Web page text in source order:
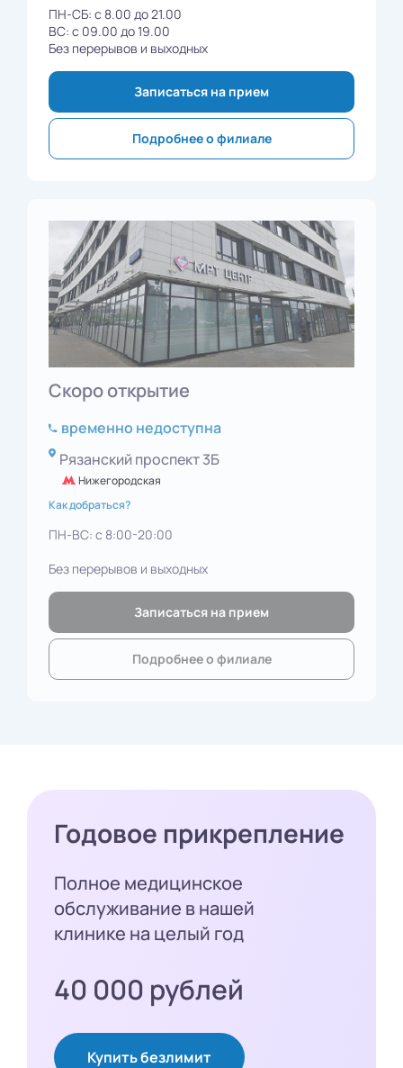
ПН-СБ: с 8.00 до 21.00
ВС: с 09.00 до 19.00
Без перерывов и выходных
Записаться на прием
Подробнее о филиале
Скоро открытие
временно недоступна
Рязанский проспект 3Б
Нижегородская
Как добраться?
ПН-ВС: с 8:00-20:00
Без перерывов и выходных
Записаться на прием
Подробнее о филиале
Годовое прикрепление
Полное медицинское
обслуживание в нашей
клинике на целый год
40 000 рублей
Купить безлимит